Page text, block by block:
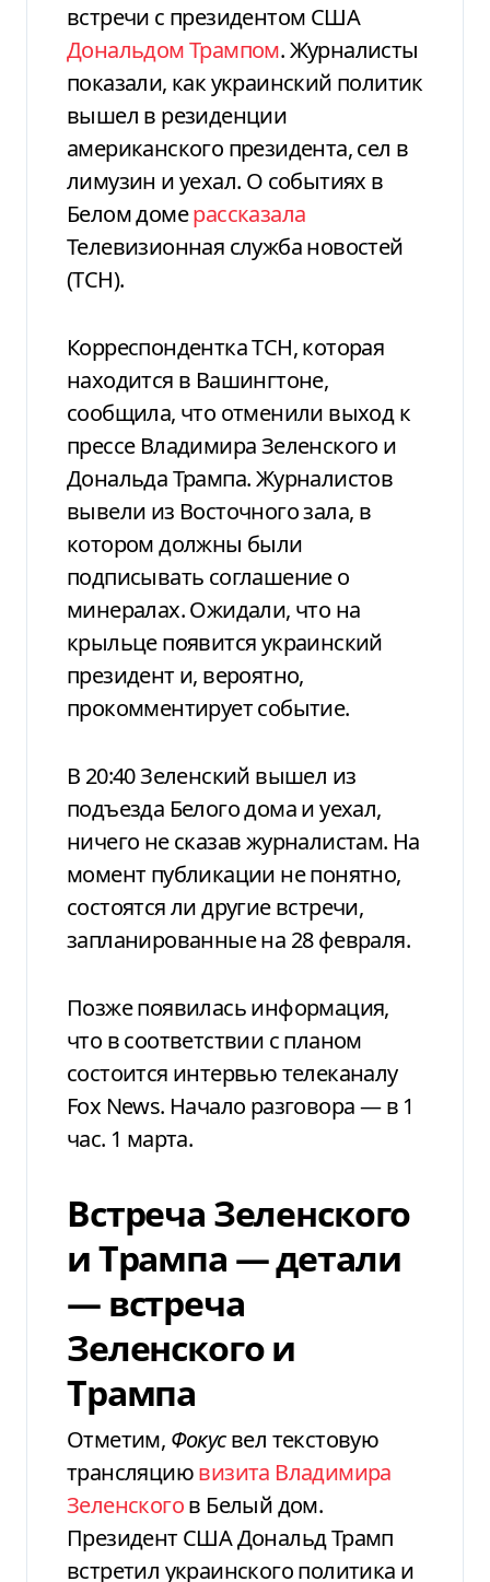
встречи с президентом США
Дональдом Трампом. Журналисты
показали, как украинский политик
вышел в резиденции
американского президента, сел в
лимузин и уехал. О событиях в
Белом домерассказала
Телевизионная служба новостей
(ТСН).
Корреспондентка ТСН, которая
находится в Вашингтоне,
сообщила, что отменили выход к
прессе Владимира Зеленского и
Дональда Трампа. Журналистов
вывели из Восточного зала, в
котором должны были
подписывать соглашение о
минералах. Ожидали, что на
крыльце появится украинский
президент и, вероятно,
прокомментирует событие.
В 20:40 Зеленский вышел из
подъезда Белого дома и уехал,
ничего не сказав журналистам. На
момент публикации не понятно,
состоятся ли другие встречи,
запланированные на 28 февраля.
Позже появилась информация,
что в соответствии с планом
состоится интервью телеканалу
Fox News. Начало разговора — в 1
час. 1 марта.
Встреча Зеленского
и Трампа — детали
— встреча
Зеленского и
Трампа
Отметим, Фокусвел текстовую
трансляциювизита Владимира
Зеленскогов Белый дом.
Президент США Дональд Трамп
встретил украинского политика и